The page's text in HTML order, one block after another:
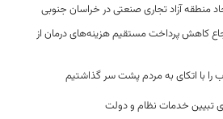
منطقه آزاد تجاری صنعتی در خراسان جنوبی
کاهش پرداخت مستقیم هزینه‌های درمان از
با اتکای به مردم پشت سر گذاشتیم
تبیین خدمات نظام و دولت